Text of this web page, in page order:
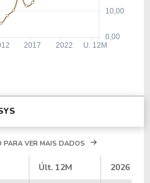
PARA VER MAIS DADOS
Últ. 12M
2026